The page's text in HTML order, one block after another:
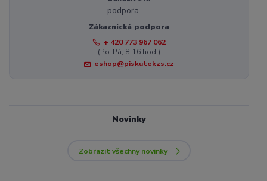
Zákaznická podpora
+ 420 773 967 062
(Po-Pá, 8-16 hod.)
eshop@piskutekzs.cz
Novinky
Zobrazit všechny novinky